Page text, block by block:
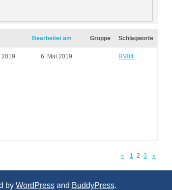
Bearbeitet am Gruppe Schlagworte
2019 6. Mai 2019 RV04
« 1 2 3 »
by WordPressand BuddyPress.